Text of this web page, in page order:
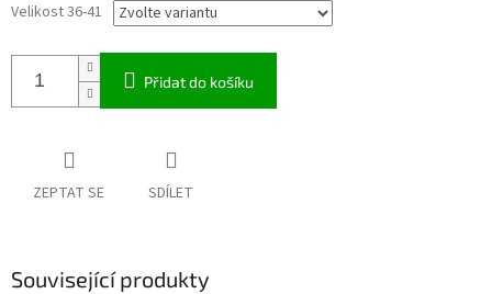
Velikost 36-41
Přidat do košíku
ZEPTAT SE SDÍLET
Související produkty